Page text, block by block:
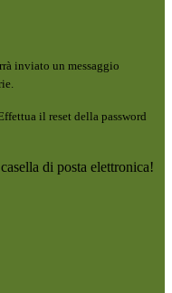
inviato un messaggio
il reset della password
di posta elettronica!